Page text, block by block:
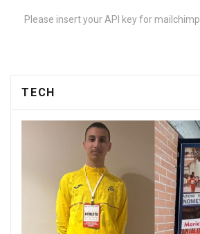
Please insert your API key for mailchimp.
TECH